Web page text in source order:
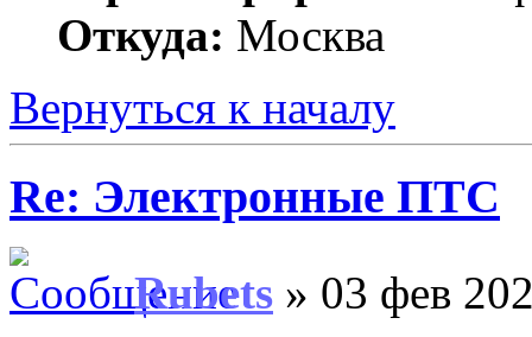
Откуда: Москва
Вернуться к началу
Re: Электронные ПТС
Rubets » 03 фев